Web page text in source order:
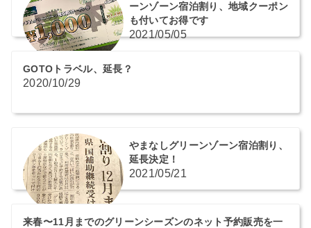
ーンゾーン宿泊割り、地域クーポン
も付いてお得です
2021/05/05
GOTOトラベル、延長？
2020/10/29
やまなしグリーンゾーン宿泊割り、
延長決定！
2021/05/21
来春〜11月までのグリーンシーズンのネット予約販売を一